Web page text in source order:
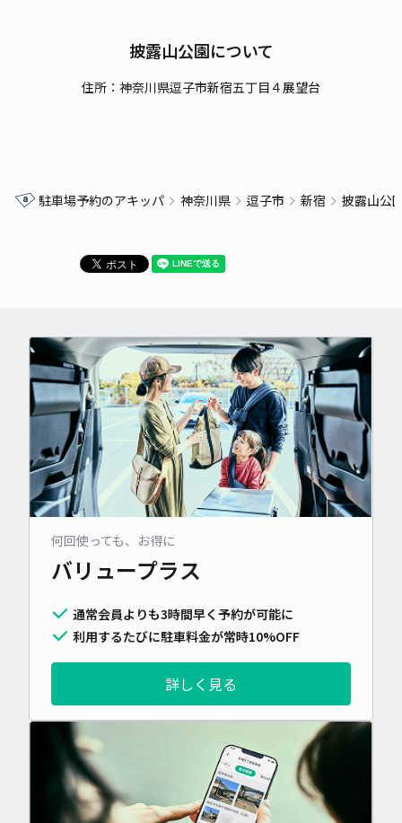
披露山公園について
住所：神奈川県逗子市新宿五丁目４展望台
駐車場予約のアキッパ 神奈川県 逗子市 新宿 披露山公
何回使っても、お得に
バリュープラス
通常会員よりも3時間早く予約が可能に
利用するたびに駐車料金が常時10%OFF
詳しく見る